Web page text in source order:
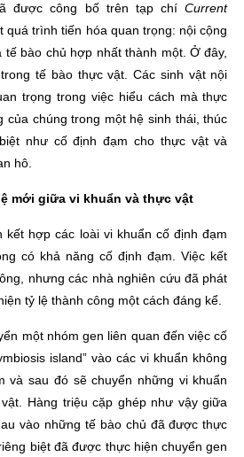
được công bố trên tạp chíCurrent
quá trình tiến hóa quan trọng: nội cộng
tế bào chủ hợp nhất thành một. Ở đây,
tế bào thực vật. Các sinh vật nội
trọng trong việc hiểu cách mà thực
của chúng trong một hệ sinh thái, thúc
như cố định đạm cho thực vật và
hô.
mới giữa vi khuẩn và thực vật
kết hợp các loài vi khuẩn cố định đạm
có khả năng cố định đạm. Việc kết
nhưng các nhà nghiên cứu đã phát
tỷ lệ thành công một cách đáng kể.
một nhóm gen liên quan đến việc cố
island” vào các vi khuẩn không
và sau đó sẽ chuyển những vi khuẩn
Hàng triệu cặp ghép như vậy giữa
vào những tế bào chủ đã được thực
biệt đã được thực hiện chuyển gen